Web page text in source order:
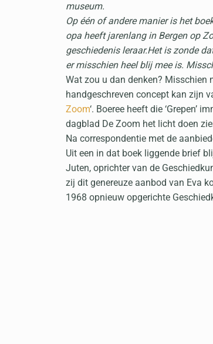
museum.
Op één of andere manier is het
opa heeft jarenlang in Bergen op
geschiedenis leraar.Het is zonde
er misschien heel blij mee is.
Wat zou u dan denken? Misschien
handgeschreven concept kan zijn
Zoom‘. Boeree heeft die ‘Grepen’
dagblad De Zoom het licht doen
Na correspondentie met de
Uit een in dat boek liggende brief
Juten, oprichter van de
zij dit genereuze aanbod van Eva
1968 opnieuw opgerichte